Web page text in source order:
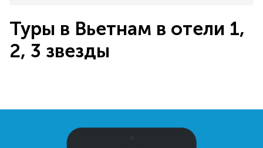
Туры в Вьетнам в отели 1,
2, 3 звезды